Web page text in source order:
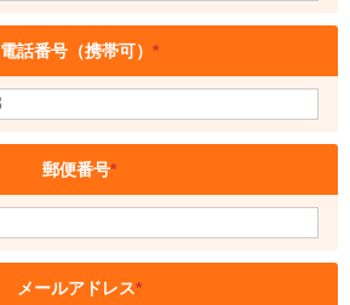
電話番号（携帯可） *
郵便番号*
メールアドレス*